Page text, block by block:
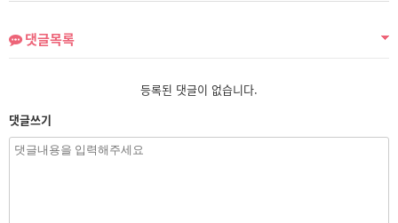
댓글목록
등록된 댓글이 없습니다.
댓글쓰기